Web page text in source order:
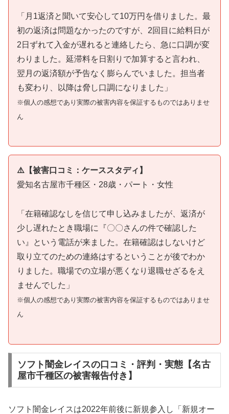
「月1返済と聞いて安心して10万円を借りました。最
初の返済は問題なかったのですが、2回目に給料日が
2日ずれて入金が遅れると連絡したら、急に口調が変
わりました。延滞料を日割りで加算すると言われ、
翌月の返済額が予告なく膨らんでいました。担当者
も変わり、以降は脅し口調になりました」
※個人の感想であり実際の被害内容を保証するものではありませ
ん
⚠️【被害口コミ：ケーススタディ】
愛知名古屋市千種区・28歳・パート・女性
「在籍確認なしを信じて申し込みましたが、返済が
少し遅れたとき職場に『〇〇さんの件で確認した
い』という電話が来ました。在籍確認はしないけど
取り立てのための連絡はするということが後でわか
りました。職場での立場が悪くなり退職せざるをえ
ませんでした」
※個人の感想であり実際の被害内容を保証するものではありませ
ん
ソフト闇金レイスの口コミ・評判・実態【名古
屋市千種区の被害報告付き】
ソフト闇金レイスは2022年前後に新規参入し「新規オー